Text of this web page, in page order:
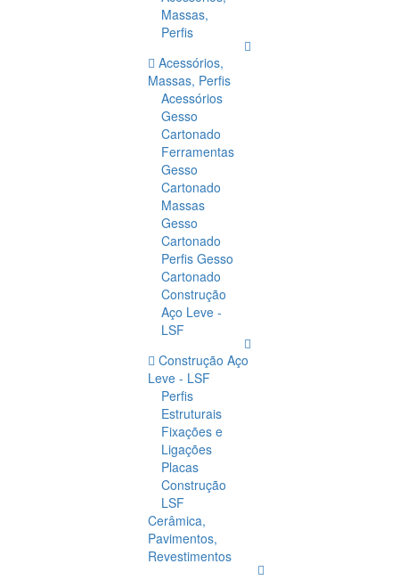
Massas,
Perfis
Acessórios,
Massas, Perfis
Acessórios
Gesso
Cartonado
Ferramentas
Gesso
Cartonado
Massas
Gesso
Cartonado
Perfis Gesso
Cartonado
Construção
Aço Leve -
LSF
Construção Aço
Leve - LSF
Perfis
Estruturais
Fixações e
Ligações
Placas
Construção
LSF
Cerâmica,
Pavimentos,
Revestimentos